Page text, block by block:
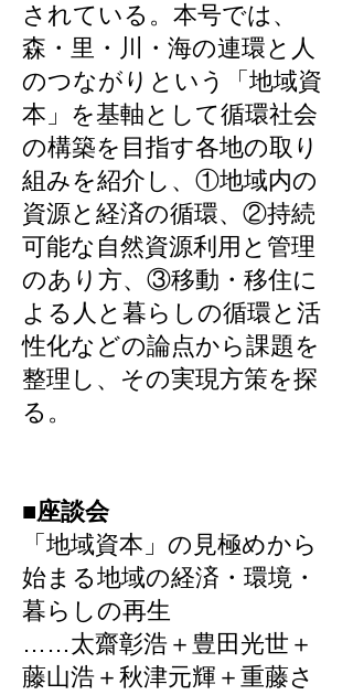
されている。本号では、
森・里・川・海の連環と人
のつながりという「地域資
本」を基軸として循環社会
の構築を目指す各地の取り
組みを紹介し、①地域内の
資源と経済の循環、②持続
可能な自然資源利用と管理
のあり方、③移動・移住に
よる人と暮らしの循環と活
性化などの論点から課題を
整理し、その実現方策を探
る。
■座談会
「地域資本」の見極めから
始まる地域の経済・環境・
暮らしの再生
……太齋彰浩＋豊田光世＋
藤山浩＋秋津元輝＋重藤さ